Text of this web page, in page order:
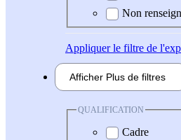
Non
Appliquerle filtre de
Afficher Plus de filtres
QUALIFICATION
Cadre